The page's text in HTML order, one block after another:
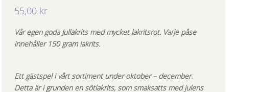
55,00 kr
Vår egen goda Jullakrits med mycket lakritsrot. Varje påse
innehåller 150 gram lakrits.
Ett gästspel i vårt sortiment under oktober – december.
Detta är i grunden en sötlakrits, som smaksatts med julens